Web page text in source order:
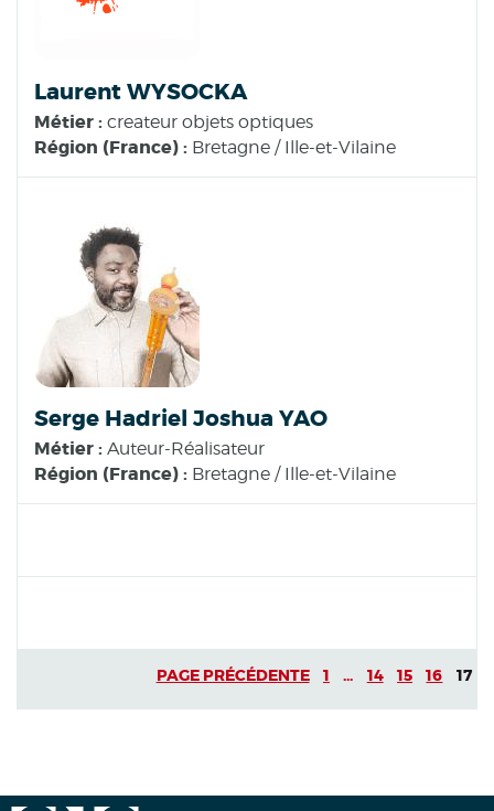
Laurent WYSOCKA
Métier : createur objets optiques
Région (France) : Bretagne / Ille-et-Vilaine
Serge Hadriel Joshua YAO
Métier : Auteur-Réalisateur
Région (France) : Bretagne / Ille-et-Vilaine
PAGE PRÉCÉDENTE 1 ... 14 15 16 17